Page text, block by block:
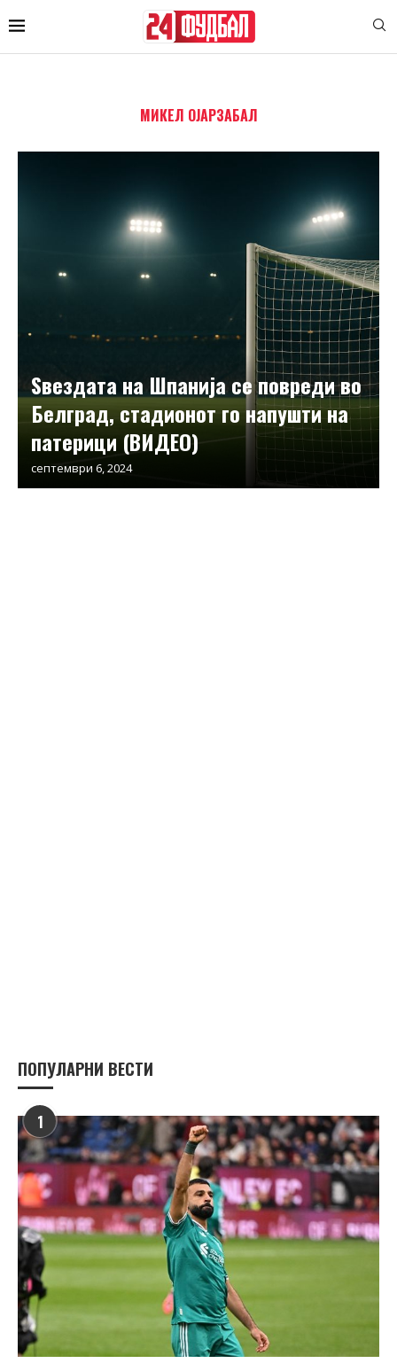
МИКЕЛ ОЈАРЗАБАЛ
Ѕвездата на Шпанија се повреди во
Белград, стадионот го напушти на
патерици (ВИДЕО)
септември 6, 2024
ПОПУЛАРНИ ВЕСТИ
1